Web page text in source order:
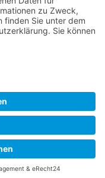
sulzbach-
1871 e.V.
|